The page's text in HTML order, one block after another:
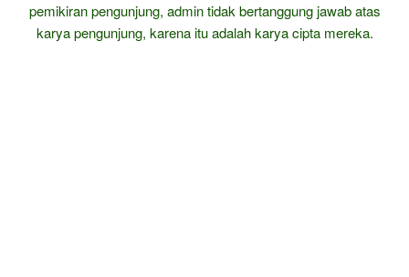
pemikiran pengunjung, admin tidak bertanggung jawab atas
karya pengunjung, karena itu adalah karya cipta mereka.